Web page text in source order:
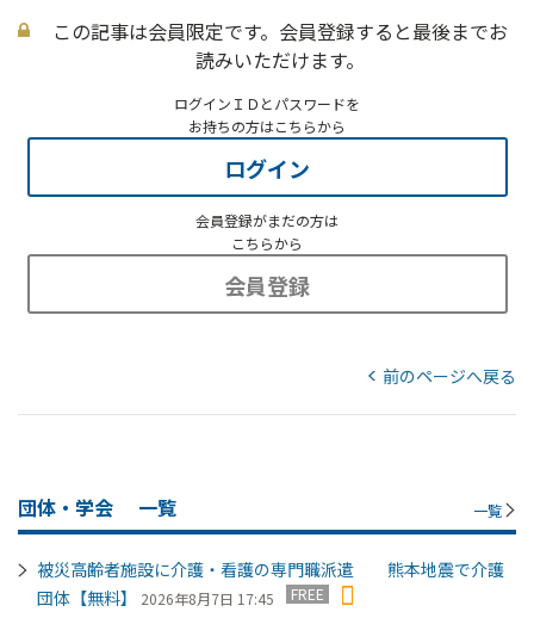
この記事は会員限定です。会員登録すると最後までお
読みいただけます。
ログインＩＤとパスワードを
お持ちの方はこちらから
ログイン
会員登録がまだの方は
こちらから
会員登録
前のページへ戻る
団体・学会 一覧 一覧
被災高齢者施設に介護・看護の専門職派遣 熊本地震で介護
団体【無料】
2026年8月7日 17:45 FREE